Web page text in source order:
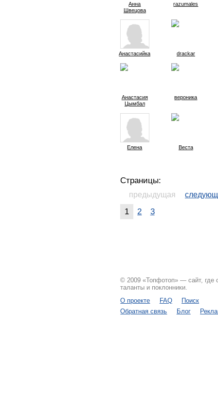
Анна
Швецова
razumales
Анастасийка drackar
Анастасия
Цымбал
вероника
Елена Веста
Страницы:
предыдущая
1 2 3
© 2009 «Топфотоп» — сайт, где
таланты и поклонники.
О проекте
FAQ
Поиск
Обратная связь
Блог